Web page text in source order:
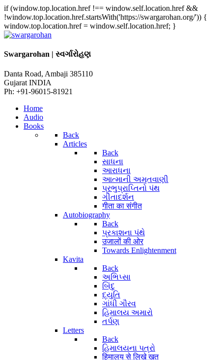
if (window.top.location.href !== window.self.location.href &&
!window.top.location.href.startsWith('https://swargarohan.org/')) {
window.top.location.href = window.self.location.href; }
Swargarohan | સ્વર્ગારોહણ
Danta Road, Ambaji 385110
Gujarat INDIA
Ph: +91-96015-81921
Home
Audio
Books
Back
Articles
Back
સાધના
આરાધના
આત્માની અમૃતવાણી
પ્રભુપ્રાપ્તિનો પંથ
ગીતાદર્શન
गीता का संगीत
Autobiography
Back
પ્રકાશના પંથે
उजालों की ओर
Towards Enlightenment
Kavita
Back
અભિપ્સા
બિંદુ
દ્યુતિ
ગાંધી ગૌરવ
હિમાલય અમારો
તર્પણ
Letters
Back
હિમાલયના પત્રો
हिमालय से लिखे खत